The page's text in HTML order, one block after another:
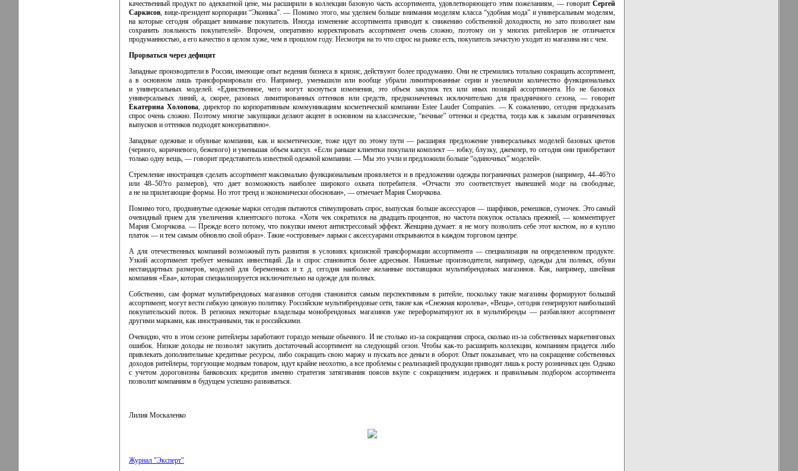
качественный продукт по адекватной цене, мы расширили в коллекции базовую часть ассортимента, удовлетворяющего этим пожеланиям, — говорит Сергей
Саркисов вице-президенткорпорации “Эконика”. — Помимо этого, мы уделяем больше внимания моделям класса “удобная мода” и универсальным моделям,
на которые сегодня обращает внимание покупатель. Иногда изменение ассортимента приводит к снижению собственной доходности, но зато позволяет нам
сохранить лояльность покупателей». Впрочем, оперативно корректировать ассортимент очень сложно, поэтому он у многих ритейлеров не отличается
продуманностью, а его качество в целом хуже, чем в прошлом году. Несмотря на то что спрос на рынке есть, покупатель зачастую уходит из магазина ни с чем.
Прорваться через дефицит
Западные производители в России, имеющие опыт ведения бизнеса в кризис, действуют более продуманно. Они не стремились тотально сокращать ассортимент,
а в основном лишь трансформировали его. Например, уменьшили или вообще убрали лимитированные серии и увеличили количество функциональных
и универсальных моделей. «Единственное, чего могут коснуться изменения, это объем закупок тех или иных позиций ассортимента. Но не базовых
универсальных линий, а, скорее, разовых лимитированных оттенков или средств, предназначенных исключительно для праздничного сезона, — говорит
Екатерина Холопова, директор по корпоративным коммуникациям косметической компании Estee Lauder Сompanies. — К сожалению, сегодня предсказать
спрос очень сложно. Поэтому многие закупщики делают акцент в основном на классические, “вечные” оттенки и средства, тогда как к заказам ограниченных
выпусков и оттенков подходят консервативно».
Западные одежные и обувные компании, как и косметические, тоже идут по этому пути — расширяя предложение универсальных моделей базовых цветов
(черного, коричневого, бежевого) и уменьшая объем капсул. «Если раньше клиентки покупали комплект — юбку, блузку, джемпер, то сегодня они приобретают
только одну вещь, — говорит представитель известной одежной компании. — Мы это учли и предложили больше “одиночных” моделей».
Стремление иностранцев сделать ассортимент максимально функциональным проявляется и в предложении одежды пограничных размеров (например, 44–46?го
или 48–50?го размеров), что дает возможность наиболее широкого охвата потребителя. «Отчасти это соответствует нынешней моде на свободные,
а не на прилегающие формы. Но этот тренд и экономически обоснован», — отмечает Мария Сморчкова.
Помимо того, продвинутые одежные марки сегодня пытаются стимулировать спрос, выпуская больше аксессуаров — шарфиков, ремешков, сумочек. Это самый
очевидный прием для увеличения клиентского потока. «Хотя чек сократился на двадцать процентов, но частота покупок осталась прежней, — комментирует
Мария Сморчкова. — Прежде всего потому, что покупки имеют антистрессовый эффект. Женщина думает: я не могу позволить себе этот костюм, но я куплю
платок — и тем самым обновлю свой образ». Такие «островные» ларьки с аксессуарами открываются в каждом торговом центре.
А для отечественных компаний возможный путь развития в условиях кризисной трансформации ассортимента — специализация на определенном продукте.
Узкий ассортимент требует меньших инвестиций. Да и спрос становится более адресным. Нишевые производители, например, одежды для полных, обуви
нестандартных размеров, моделей для беременных и т. д. сегодня наиболее желанные поставщики мультибрендовых магазинов. Как, например, швейная
компания «Ева», которая специализируется исключительно на одежде для полных.
Собственно, сам формат мультибрендовых магазинов сегодня становится самым перспективным в ритейле, поскольку такие магазины формируют больший
ассортимент, могут вести гибкую ценовую политику. Российские мультибрендовые сети, такие как «Снежная королева», «Вещь», сегодня генерируют наибольший
покупательский поток. В регионах некоторые владельцы монобрендовых магазинов уже переформатируют их в мультибренды — разбавляют ассортимент
другими марками, как иностранными, так и российскими.
Очевидно, что в этом сезоне ритейлеры заработают гораздо меньше обычного. И не столько из-засокращения спроса, сколькоиз-за собственных маркетинговых
ошибок. Низкие доходы не позволят закупить достаточный ассортимент на следующий сезон. Чтобыкак-то расширить коллекции, компаниям придется либо
привлекать дополнительные кредитные ресурсы, либо сокращать свою маржу и пускать все деньги в оборот. Опыт показывает, что на сокращение собственных
доходов ритейлеры, торгующие модным товаром, идут крайне неохотно, а все проблемы с реализацией продукции приводят лишь к росту розничных цен. Однако
с учетом дороговизны банковских кредитов именно стратегия затягивания поясов вкупе с сокращением издержек и правильным подбором ассортимента
позволит компаниям в будущем успешно развиваться.
Лилия Москаленко
Журнал "Эксперт"